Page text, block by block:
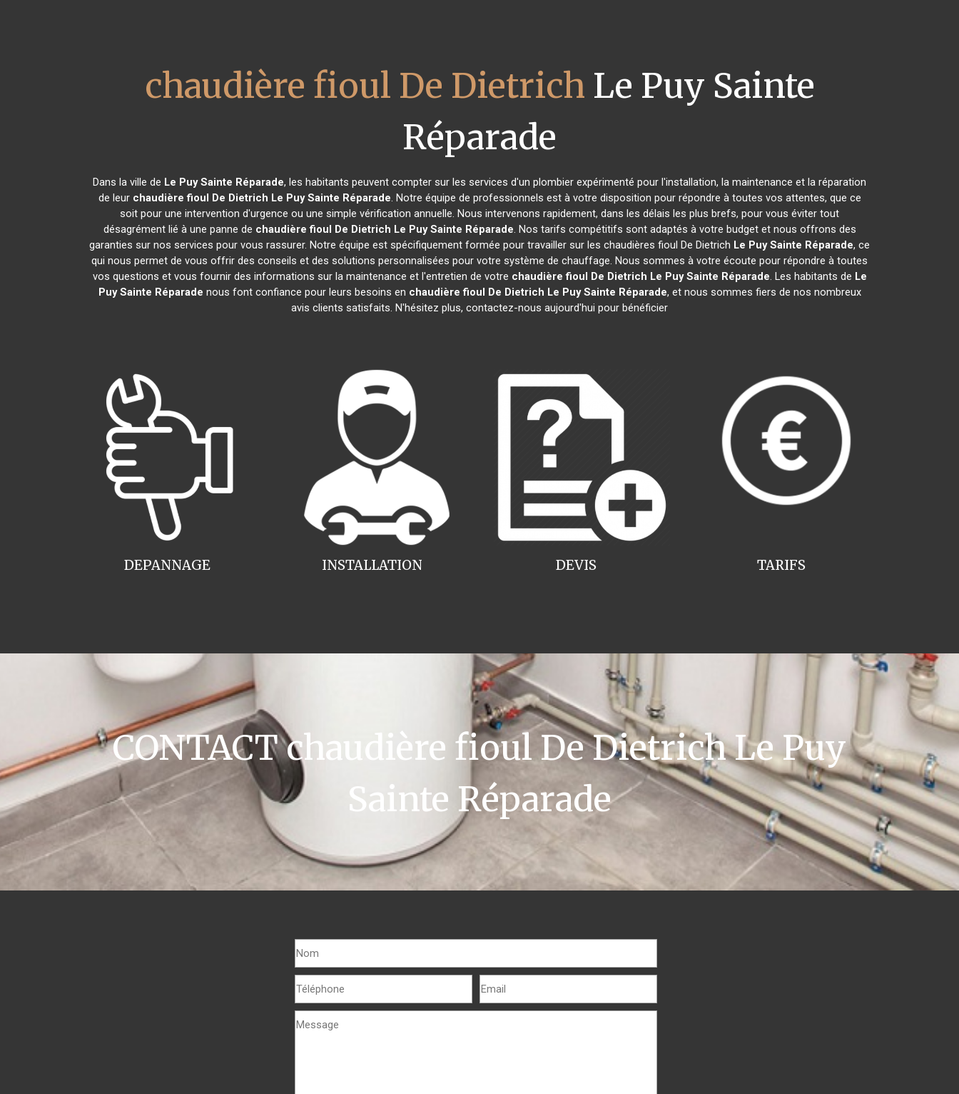
chaudière fioul De Dietrich Le Puy Sainte
Réparade
Dans la ville de Le Puy Sainte Réparade, les habitants peuvent compter sur les services d'un plombier expérimenté pour l'installation, la maintenance et la réparation
de leur chaudière fioul De Dietrich Le Puy Sainte Réparade. Notre équipe de professionnels est à votre disposition pour répondre à toutes vos attentes, que ce
soit pour une intervention d'urgence ou une simple vérification annuelle. Nous intervenons rapidement, dans les délais les plus brefs, pour vous éviter tout
désagrément lié à une panne de chaudière fioul De Dietrich Le Puy Sainte Réparade. Nos tarifs compétitifs sont adaptés à votre budget et nous offrons des
garanties sur nos services pour vous rassurer. Notre équipe est spécifiquement formée pour travailler sur les chaudières fioul De Dietrich Le Puy Sainte Réparade, ce
qui nous permet de vous offrir des conseils et des solutions personnalisées pour votre système de chauffage. Nous sommes à votre écoute pour répondre à toutes
vos questions et vous fournir des informations sur la maintenance et l'entretien de votre chaudière fioul De Dietrich Le Puy Sainte Réparade. Les habitants de Le
Puy Sainte Réparade nous font confiance pour leurs besoins en chaudière fioul De Dietrich Le Puy Sainte Réparade, et nous sommes fiers de nos nombreux
avis clients satisfaits. N'hésitez plus, contactez-nous aujourd'hui pour bénéficier
INSTALLATION
DEPANNAGE TARIFS
DEVIS
CONTACT chaudière fioul De Dietrich Le Puy
Sainte Réparade